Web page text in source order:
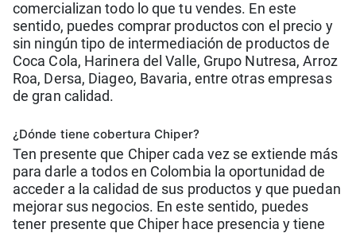
comercializan todo lo que tu vendes. En este
sentido, puedes comprar productos con el precio y
sin ningún tipo de intermediación de productos de
Coca Cola, Harinera del Valle, Grupo Nutresa, Arroz
Roa, Dersa, Diageo, Bavaria, entre otras empresas
de gran calidad.
¿Dónde tiene cobertura Chiper?
Ten presente que Chiper cada vez se extiende más
para darle a todos en Colombia la oportunidad de
acceder a la calidad de sus productos y que puedan
mejorar sus negocios. En este sentido, puedes
tener presente que Chiper hace presencia y tiene